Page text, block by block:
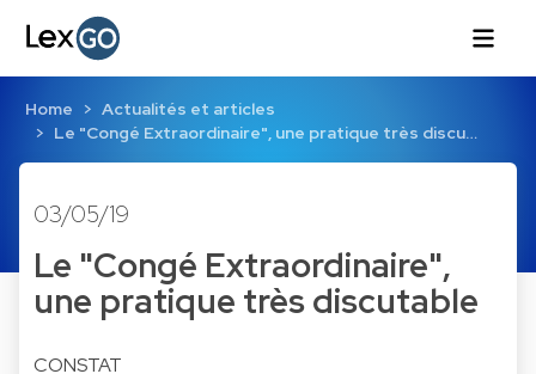
Home
Actualités et articles
Le "Congé Extraordinaire", une pratique très discu…
03/05/19
Le "Congé Extraordinaire",
une pratique très discutable
CONSTAT